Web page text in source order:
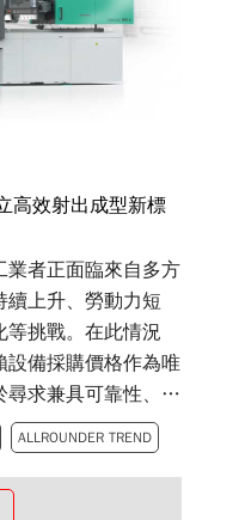
高效射出成型新標
業者正面臨來自多方
續上升、勞動力短
等挑戰。在此情況
設備採購價格作為唯
尋求兼具可靠性、效
好投資報酬率的整
推出全新機
TREND。
ALLROUNDER TREND